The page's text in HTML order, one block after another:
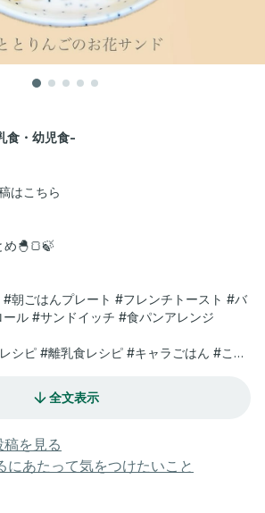
食・幼児食-
はこちら
め🐣🍞🍃
朝ごはんプレート #フレンチトースト #バ
ル #サンドイッチ #食パンアレンジ
シピ #離乳食レシピ #キャラごはん #こど
点レシピ #かわいいごはん #子どもが喜ぶ
悩みサポート
全文表示
を見る
にあたって気をつけたいこと